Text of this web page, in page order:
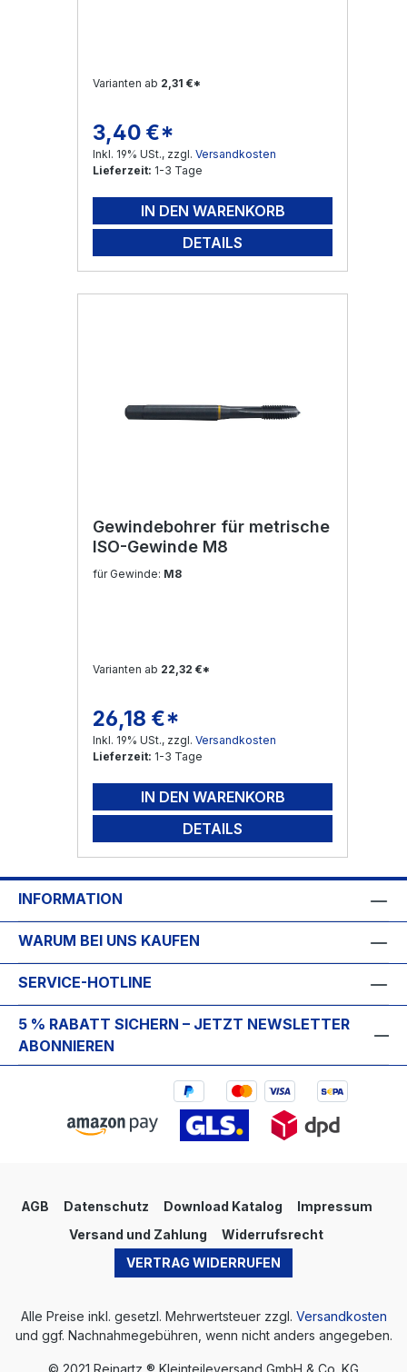
Varianten ab 2,31 €*
Regulärer Preis:
3,40 €*
Inkl. 19% USt., zzgl. Versandkosten
Lieferzeit: 1-3 Tage
IN DEN WARENKORB
DETAILS
Gewindebohrer für metrische
ISO-Gewinde M8
für Gewinde: M8
Varianten ab 22,32 €*
Regulärer Preis:
26,18 €*
Inkl. 19% USt., zzgl. Versandkosten
Lieferzeit: 1-3 Tage
IN DEN WARENKORB
DETAILS
INFORMATION
WARUM BEI UNS KAUFEN
SERVICE-HOTLINE
5 % RABATT SICHERN – JETZT NEWSLETTER
ABONNIEREN
AGB Datenschutz Download Katalog
Impressum
Versand und Zahlung
Widerrufsrecht
VERTRAG WIDERRUFEN
Alle Preise inkl. gesetzl. Mehrwertsteuer zzgl. Versandkosten
und ggf. Nachnahmegebühren, wenn nicht anders angegeben.